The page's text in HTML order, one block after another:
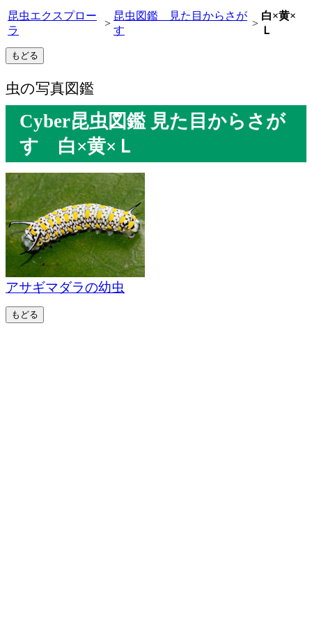
昆虫エクスプロー
ラ
>
昆虫図鑑 見た目からさが
す
>
白×黄×
Ｌ
虫の写真図鑑
Cyber昆虫図鑑 見た目からさが
す 白×黄×Ｌ
アサギマダラの幼虫